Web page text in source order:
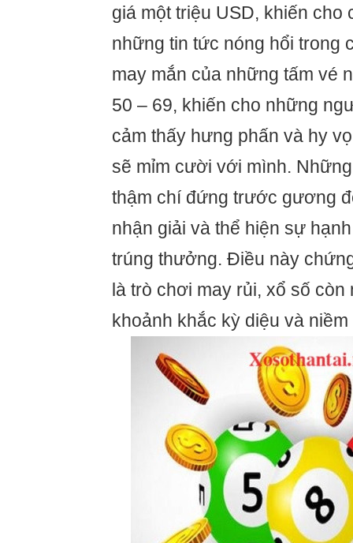
giá một triệu USD, khiến cho
những tin tức nóng hổi trong
may mắn của những tấm vé
50 – 69, khiến cho những
cảm thấy hưng phấn và hy
sẽ mỉm cười với mình.
thậm chí đứng trước gương
nhận giải và thể hiện sự
trúng thưởng. Điều này
là trò chơi may rủi, xổ số
khoảnh khắc kỳ diệu và